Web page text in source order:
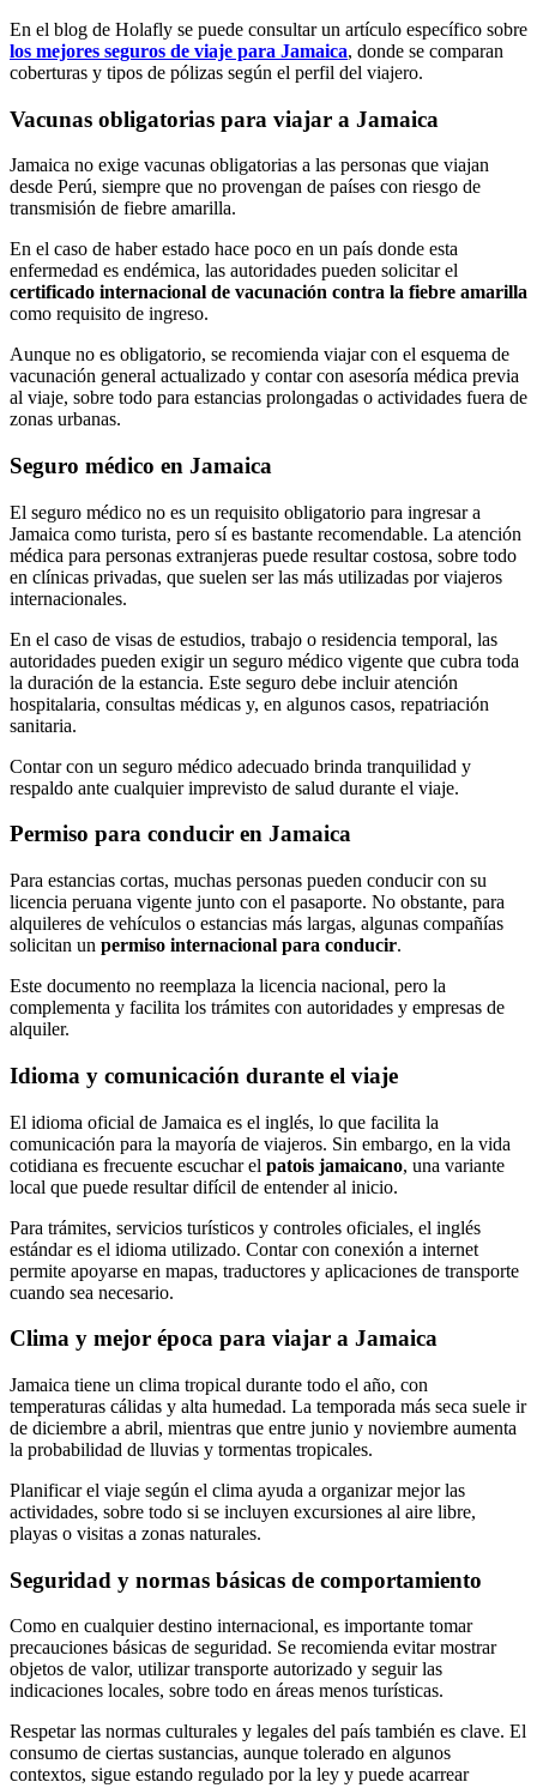
En el blog de Holafly se puede consultar un artículo específico sobre
los mejores seguros de viaje para Jamaica, donde se comparan
coberturas y tipos de pólizas según el perfil del viajero.
Vacunas obligatorias para viajar a Jamaica
Jamaica no exige vacunas obligatorias a las personas que viajan
desde Perú, siempre que no provengan de países con riesgo de
transmisión de fiebre amarilla.
En el caso de haber estado hace poco en un país donde esta
enfermedad es endémica, las autoridades pueden solicitar el
certificado internacional de vacunación contra la fiebre amarilla
como requisito de ingreso.
Aunque no es obligatorio, se recomienda viajar con el esquema de
vacunación general actualizado y contar con asesoría médica previa
al viaje, sobre todo para estancias prolongadas o actividades fuera de
zonas urbanas.
Seguro médico en Jamaica
El seguro médico no es un requisito obligatorio para ingresar a
Jamaica como turista, pero sí es bastante recomendable. La atención
médica para personas extranjeras puede resultar costosa, sobre todo
en clínicas privadas, que suelen ser las más utilizadas por viajeros
internacionales.
En el caso de visas de estudios, trabajo o residencia temporal, las
autoridades pueden exigir un seguro médico vigente que cubra toda
la duración de la estancia. Este seguro debe incluir atención
hospitalaria, consultas médicas y, en algunos casos, repatriación
sanitaria.
Contar con un seguro médico adecuado brinda tranquilidad y
respaldo ante cualquier imprevisto de salud durante el viaje.
Permiso para conducir en Jamaica
Para estancias cortas, muchas personas pueden conducir con su
licencia peruana vigente junto con el pasaporte. No obstante, para
alquileres de vehículos o estancias más largas, algunas compañías
solicitan un permiso internacional para conducir.
Este documento no reemplaza la licencia nacional, pero la
complementa y facilita los trámites con autoridades y empresas de
alquiler.
Idioma y comunicación durante el viaje
El idioma oficial de Jamaica es el inglés, lo que facilita la
comunicación para la mayoría de viajeros. Sin embargo, en la vida
cotidiana es frecuente escuchar el patois jamaicano, una variante
local que puede resultar difícil de entender al inicio.
Para trámites, servicios turísticos y controles oficiales, el inglés
estándar es el idioma utilizado. Contar con conexión a internet
permite apoyarse en mapas, traductores y aplicaciones de transporte
cuando sea necesario.
Clima y mejor época para viajar a Jamaica
Jamaica tiene un clima tropical durante todo el año, con
temperaturas cálidas y alta humedad. La temporada más seca suele ir
de diciembre a abril, mientras que entre junio y noviembre aumenta
la probabilidad de lluvias y tormentas tropicales.
Planificar el viaje según el clima ayuda a organizar mejor las
actividades, sobre todo si se incluyen excursiones al aire libre,
playas o visitas a zonas naturales.
Seguridad y normas básicas de comportamiento
Como en cualquier destino internacional, es importante tomar
precauciones básicas de seguridad. Se recomienda evitar mostrar
objetos de valor, utilizar transporte autorizado y seguir las
indicaciones locales, sobre todo en áreas menos turísticas.
Respetar las normas culturales y legales del país también es clave. El
consumo de ciertas sustancias, aunque tolerado en algunos
contextos, sigue estando regulado por la ley y puede acarrear